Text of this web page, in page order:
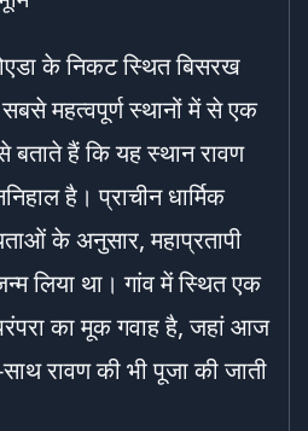
के निकट स्थित बिसरख
महत्वपूर्ण स्थानों में से एक
बताते हैं कि यह स्थान रावण
है। प्राचीन धार्मिक
के अनुसार, महाप्रतापी
लिया था। गांव में स्थित एक
का मूक गवाह है, जहां आज
रावण की भी पूजा की जाती